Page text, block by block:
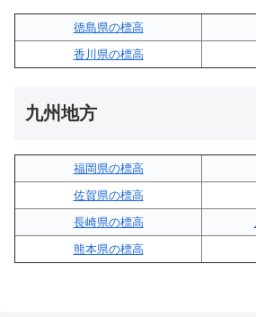
徳島県の標高
香川県の標高
九州地方
福岡県の標高
佐賀県の標高
長崎県の標高
熊本県の標高